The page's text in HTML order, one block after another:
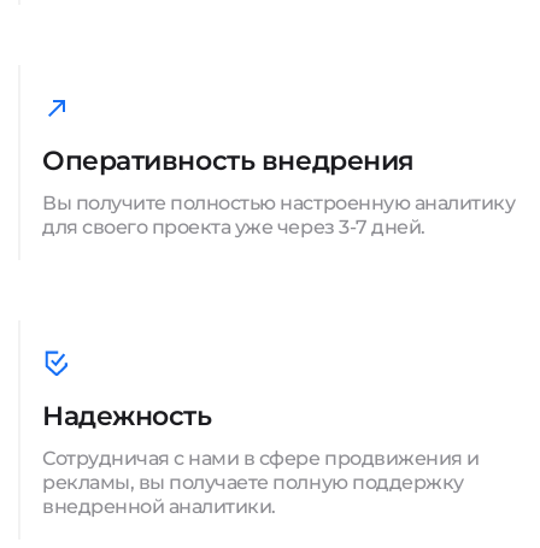
Оперативность внедрения
Вы получите полностью настроенную аналитику
для своего проекта уже через 3-7 дней.
Надежность
Сотрудничая с нами в сфере продвижения и
рекламы, вы получаете полную поддержку
внедренной аналитики.